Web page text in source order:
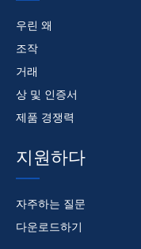
우린 왜
조작
거래
상 및 인증서
제품 경쟁력
지원하다
자주하는 질문
다운로드하기